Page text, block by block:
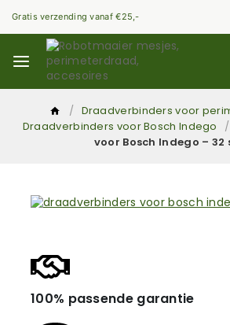
Gratis verzending vanaf €25,-
/ Draadverbinders voor
Draadverbinders voor Bosch Indego
/
voor Bosch Indego – 32
100% passende garantie